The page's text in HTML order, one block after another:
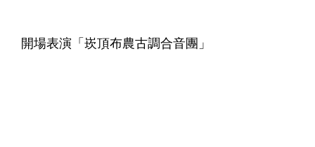
開場表演「崁頂布農古調合音團」